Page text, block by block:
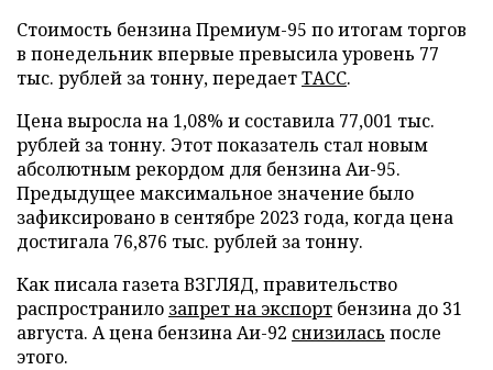
Стоимость бензина Премиум-95 по итогам торгов
в понедельник впервые превысила уровень 77
тыс. рублей за тонну, передаетТАСС.
Цена выросла на 1,08% и составила 77,001 тыс.
рублей за тонну. Этот показатель стал новым
абсолютным рекордом для бензина Аи-95.
Предыдущее максимальное значение было
зафиксировано в сентябре 2023 года, когда цена
достигала 76,876 тыс. рублей за тонну.
Как писала газета ВЗГЛЯД, правительство
распространило запрет на экспорт бензина до 31
августа. А цена бензина Аи-92 снизилась после
этого.